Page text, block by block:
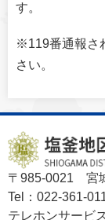
す。
※119番通報さ
さい。
〒985-0021 宮
Tel：022-361-
テレホンサービ